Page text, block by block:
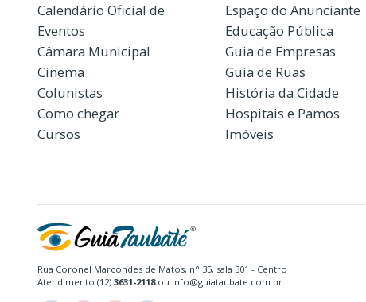
Calendário Oficial de
Eventos
Câmara Municipal
Cinema
Colunistas
Como chegar
Cursos
Espaço do Anunciante
Educação Pública
Guia de Empresas
Guia de Ruas
História da Cidade
Hospitais e Pamos
Imóveis
Rua Coronel Marcondes de Matos, n° 35, sala 301 - Centro
Atendimento (12) 3631-2118ou info@guiataubate.com.br